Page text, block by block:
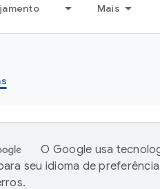
Mais
O Google usa
seu idioma de